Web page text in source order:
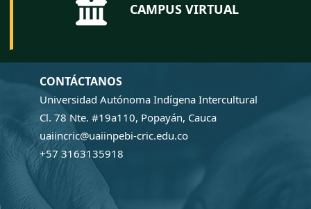
CAMPUS VIRTUAL
CONTÁCTANOS
Universidad Autónoma Indígena Intercultural
Cl. 78 Nte. #19a110, Popayán, Cauca
uaiincric@uaiinpebi-cric.edu.co
+57 3163135918